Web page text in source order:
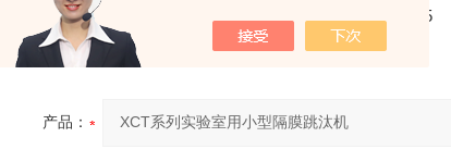
1135
总重量
产品：